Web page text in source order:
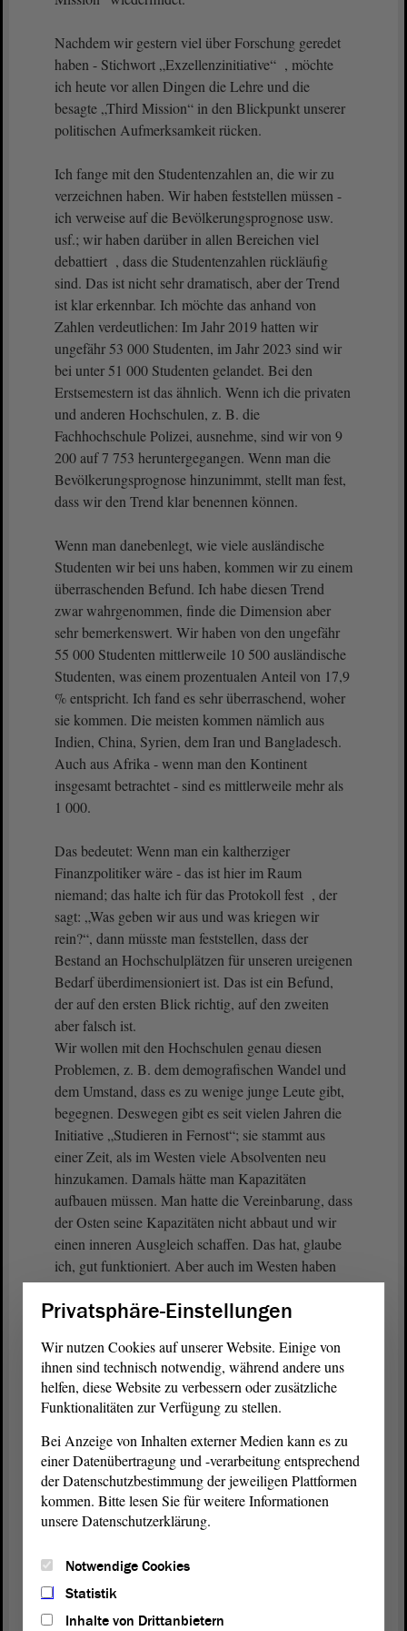
Nachdem wir gestern viel über Forschung geredet
haben - Stichwort „Exzellenzinitiative“ , möchte
ich heute vor allen Dingen die Lehre und die
besagte „Third Mission“ in den Blickpunkt unserer
politischen Aufmerksamkeit rücken.
Ich fange mit den Studentenzahlen an, die wir zu
verzeichnen haben. Wir haben feststellen müssen -
ich verweise auf die Bevölkerungsprognose usw.
usf.; wir haben darüber in allen Bereichen viel
debattiert , dass die Studentenzahlen rückläufig
sind. Das ist nicht sehr dramatisch, aber der Trend
ist klar erkennbar. Ich möchte das anhand von
Zahlen verdeutlichen: Im Jahr 2019 hatten wir
ungefähr 53 000 Studenten, im Jahr 2023 sind wir
bei unter 51 000 Studenten gelandet. Bei den
Erstsemestern ist das ähnlich. Wenn ich die privaten
und anderen Hochschulen, z. B. die
Fachhochschule Polizei, ausnehme, sind wir von 9
200 auf 7 753 heruntergegangen. Wenn man die
Bevölkerungsprognose hinzunimmt, stellt man fest,
dass wir den Trend klar benennen können.
Wenn man danebenlegt, wie viele ausländische
Studenten wir bei uns haben, kommen wir zu einem
überraschenden Befund. Ich habe diesen Trend
zwar wahrgenommen, finde die Dimension aber
sehr bemerkenswert. Wir haben von den ungefähr
55 000 Studenten mittlerweile 10 500 ausländische
Studenten, was einem prozentualen Anteil von 17,9
% entspricht. Ich fand es sehr überraschend, woher
sie kommen. Die meisten kommen nämlich aus
Indien, China, Syrien, dem Iran und Bangladesch.
Auch aus Afrika - wenn man den Kontinent
insgesamt betrachtet - sind es mittlerweile mehr als
1 000.
Das bedeutet: Wenn man ein kaltherziger
Finanzpolitiker wäre - das ist hier im Raum
niemand; das halte ich für das Protokoll fest , der
sagt: „Was geben wir aus und was kriegen wir
rein?“, dann müsste man feststellen, dass der
Bestand an Hochschulplätzen für unseren ureigenen
Bedarf überdimensioniert ist. Das ist ein Befund,
der auf den ersten Blick richtig, auf den zweiten
aber falsch ist.
Wir wollen mit den Hochschulen genau diesen
Problemen, z. B. dem demografischen Wandel und
dem Umstand, dass es zu wenige junge Leute gibt,
begegnen. Deswegen gibt es seit vielen Jahren die
Initiative „Studieren in Fernost“; sie stammt aus
einer Zeit, als im Westen viele Absolventen neu
hinzukamen. Damals hätte man Kapazitäten
aufbauen müssen. Man hatte die Vereinbarung, dass
der Osten seine Kapazitäten nicht abbaut und wir
einen inneren Ausgleich schaffen. Das hat, glaube
ich, gut funktioniert. Aber auch im Westen haben
sich die Zahlen mittlerweile geändert. Deswegen ist
es wichtig, dass wir uns trotz dieser Dimensionen
zentrale Rolle einnehmen, wenn es darum geht, den
demografischen Wandel in unserem Land positiv zu
beeinflussen, Fachkräfte zu gewinnen und
Internationalität ins Land zu holen. Davon brauchen
wir am Ende eher mehr. Wir wollen ja nicht im
eigenen Saft schmoren,
(Beifall bei der CDU)
haben, das Exportweltmeister, -europameister oder
was auch immer ist. Wenn wir unseren
wirtschaftlichen Erfolg in die Welt hinaustragen
Privatsphäre-Einstellungen
Wir nutzen Cookies auf unserer Website. Einige von
ihnen sind technisch notwendig, während andere uns
helfen, diese Website zu verbessern oder zusätzliche
Funktionalitäten zur Verfügung zu stellen.
Bei Anzeige von Inhalten externer Medien kann es zu
einer Datenübertragung und -verarbeitung entsprechend
der Datenschutzbestimmung der jeweiligen Plattformen
kommen. Bitte lesen Sie für weitere Informationen
unsere Datenschutzerklärung.
Notwendige Cookies
Statistik
Inhalte von Drittanbietern